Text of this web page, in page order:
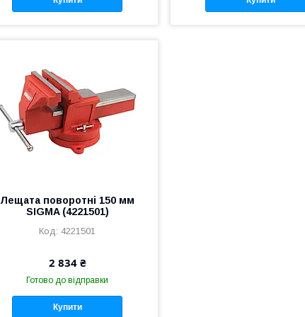
Лещата поворотні 150 мм
SIGMA (4221501)
4221501
2 834 ₴
Готово до відправки
Купити